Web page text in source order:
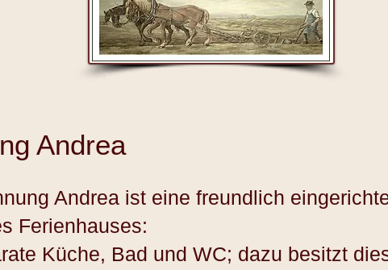
Andrea
Andrea ist eine freundlich
Ferienhauses:
Küche, Bad und WC; dazu besitzt